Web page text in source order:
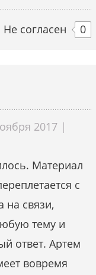
Не согласен 0
2017 |
Материал
с
на связи,
тему и
ответ. Артем
вовремя